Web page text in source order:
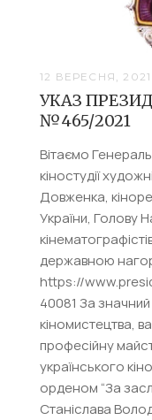
12 ВЕРЕСНЯ, 2021
УКАЗ
№465/2021
Вітаємо
кіностудії
Довженка,
України, Голову
державною
https://
40081 За
кіномистецтва,
професійну
українського
орденом “За
Станіслава